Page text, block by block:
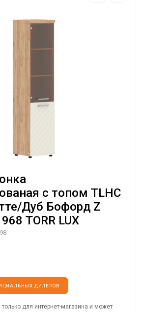
с топом TLHC
Дуб Бофорд Z
TORR LUX
ДИЛЕРОВ
для интернет-магазина и может